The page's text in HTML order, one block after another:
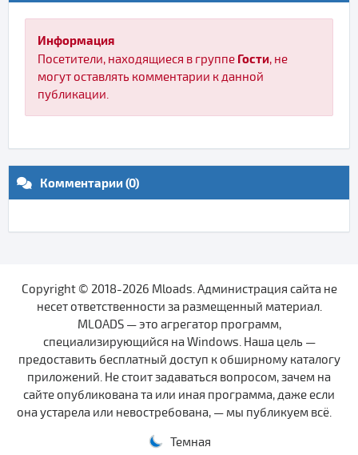
Информация
Посетители, находящиеся в группе Гости, не
могут оставлять комментарии к данной
публикации.
Комментарии (0)
Copyright © 2018-2026 Mloads. Администрация сайта не
несет ответственности за размещенный материал.
MLOADS — это агрегатор программ,
специализирующийся на Windows. Наша цель —
предоставить бесплатный доступ к обширному каталогу
приложений. Не стоит задаваться вопросом, зачем на
сайте опубликована та или иная программа, даже если
она устарела или невостребована, — мы публикуем всё.
Темная